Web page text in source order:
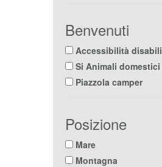
Benvenuti
Accessibilità disabili
Si Animali domestici
Piazzola camper
Posizione
Mare
Montagna